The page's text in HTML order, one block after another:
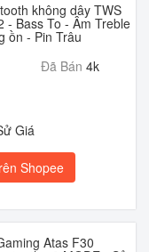
không dây TWS
- Bass To - Âm Treble
ồn - Pin Trâu
Đã Bán 4k
Giá
Shopee
Atas F30